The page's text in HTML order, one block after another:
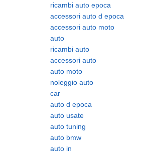
ricambi auto epoca
accessori auto d epoca
accessori auto moto
auto
ricambi auto
accessori auto
auto moto
noleggio auto
car
auto d epoca
auto usate
auto tuning
auto bmw
auto in